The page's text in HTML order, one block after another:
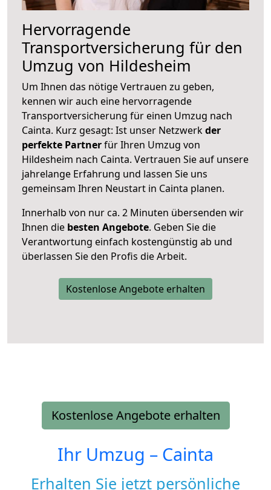
Hervorragende
Transportversicherung für den
Umzug von Hildesheim
Um Ihnen das nötige Vertrauen zu geben,
kennen wir auch eine hervorragende
Transportversicherung für einen Umzug nach
Cainta. Kurz gesagt: Ist unser Netzwerkder
perfekte Partnerfür Ihren Umzug von
Hildesheim nach Cainta. Vertrauen Sie auf unsere
jahrelange Erfahrung und lassen Sie uns
gemeinsam Ihren Neustart in Cainta planen.
Innerhalb von nur ca. 2 Minuten übersenden wir
Ihnen die besten Angebote. Geben Sie die
Verantwortung einfach kostengünstig ab und
überlassen Sie den Profis die Arbeit.
Kostenlose Angebote erhalten
Kostenlose Angebote erhalten
Ihr Umzug – Cainta
Erhalten Sie jetzt persönliche